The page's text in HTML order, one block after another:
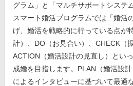
グラム」と「マルチサポートシステ
スマート婚活プログラムでは「婚活
げ、婚活を戦略的に行っている点が
計）、DO（お見合い）、CHECK（
ACTION（婚活設計の見直し）とい
成婚を目指します。PLAN（婚活設
によるインタビューに基づいて最適